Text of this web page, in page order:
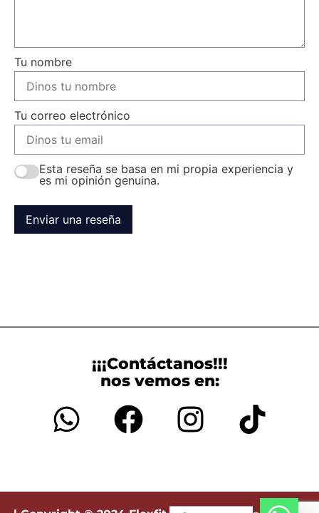
Tu nombre
Tu correo electrónico
Esta reseña se basa en mi propia experiencia y
es mi opinión genuina.
Enviar una reseña
¡¡¡Contáctanos!!!
nos vemos en: